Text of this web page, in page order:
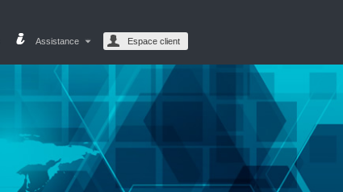
Assistance Espace client